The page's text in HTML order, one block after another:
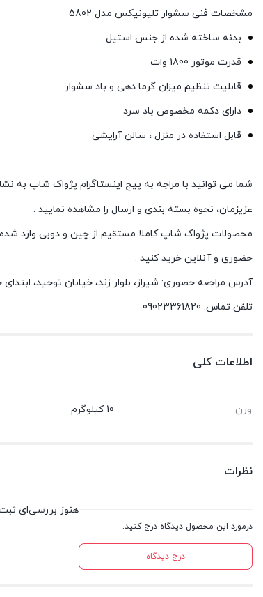
مشخصات فنی سشوار تلیونیکس مدل 5802
بدنه ساخته شده از جنس استیل
قدرت موتور 1800 وات
قابلیت تنظیم میزان گرما دهی و باد سشوار
دارای دکمه مخصوص باد سرد
قابل استفاده در منزل ، سالن آرایشی
شما می توانید با مراجه به پیج اینستاگرام پژواک شاپ به
عزیزمان، نحوه بسته بندی و ارسال را مشاهده نمایید .
محصولات پژواک شاپ کاملا مستقیم از چین و دوبی وارد
حضوری و آنلاین خرید کنید .
آدرس مراجعه حضوری: شیراز، بلوار زند، خیابان توحید،
تلفن تماس: 09023361820
اطلاعات کلی
وزن 10 کیلوگرم
نظرات
درمورد این محصول دیدگاه درج کنید.
درج دیدگاه
هنوز بررسی‌ای